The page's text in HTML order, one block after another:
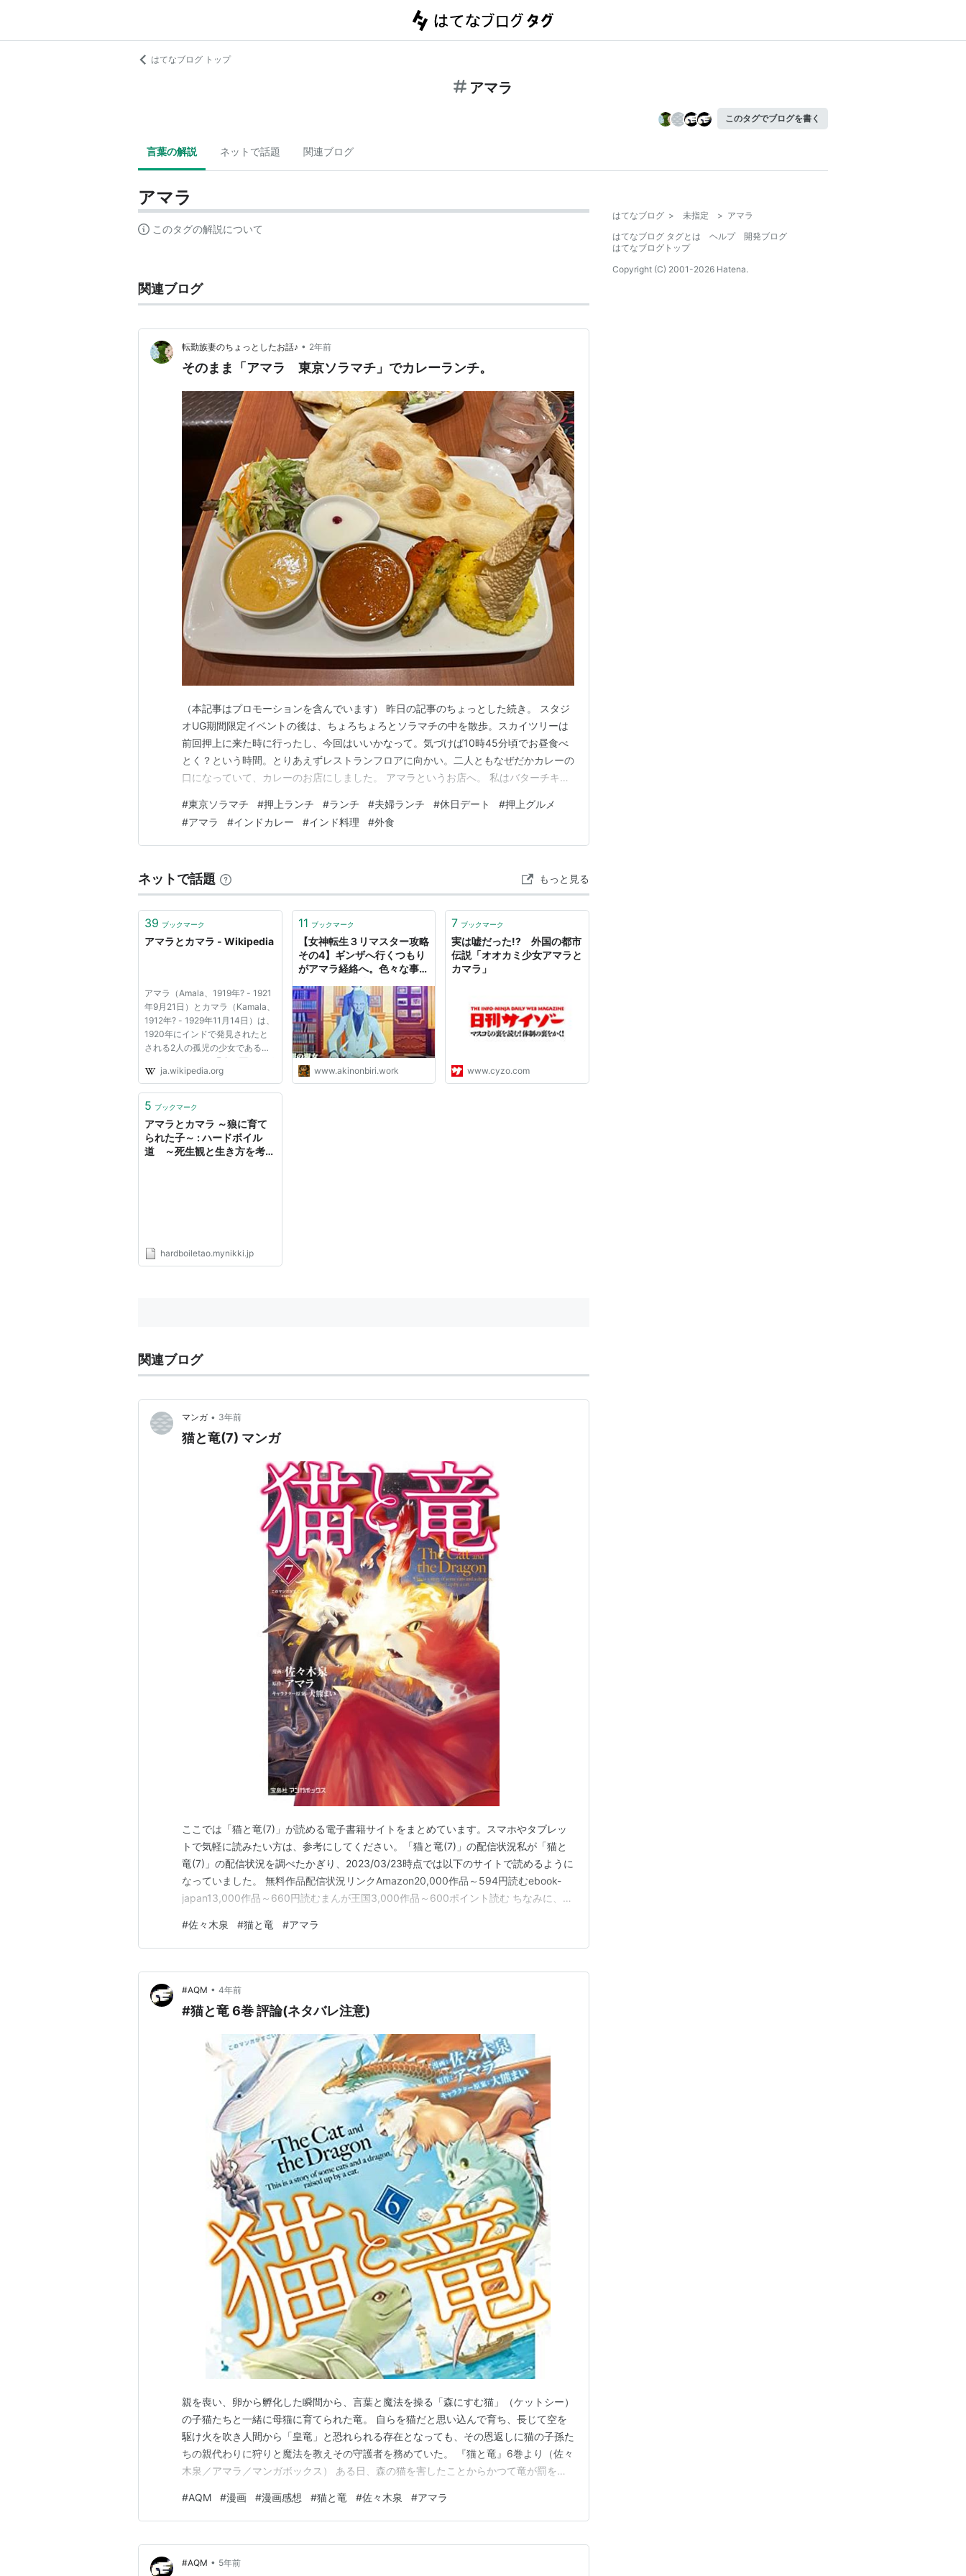
はてなブログ トップ
アマラ
このタグでブログを書く
言葉の解説 ネットで話題 関連ブログ
アマラ
このタグの解説について
関連ブログ
転勤族妻のちょっとしたお話♪ • 2年前
そのまま「アマラ 東京ソラマチ」でカレーランチ。
（本記事はプロモーションを含んでいます） 昨日の記事のちょっとした続き。 スタジ
オUG期間限定イベントの後は、ちょろちょろとソラマチの中を散歩。スカイツリーは
前回押上に来た時に行ったし、今回はいいかなって。気づけば10時45分頃でお昼食べ
とく？という時間。とりあえずレストランフロアに向かい。二人ともなぜだかカレーの
口になっていて、カレーのお店にしました。 アマラというお店へ。 私はバターチキン
が、ちょっと不安で夫にチーズナンをあげて。 夫はなんだかすごい豪勢に見えるセッ
ト。(笑) プレーンナンをもらいました♪ バターチ…
#東京ソラマチ #押上ランチ #ランチ #夫婦ランチ #休日デート #押上グルメ
#アマラ #インドカレー #インド料理 #外食
ネットで話題 もっと見る
39 ブックマーク
アマラとカマラ - Wikipedia
アマラ（Amala、1919年? - 1921
年9月21日）とカマラ（Kamala、
1912年? - 1929年11月14日）は、
1920年にインドで発見されたと
される2人の孤児の少女である。
アマラとカマラは現在の西ベンガ
ル州ミドナプール（Midnapore）
るキリスト教伝道師ジョセフ・シ
Singh）...
ja.wikipedia.org
11 ブックマーク
【女神転生３リマスター攻略
その4】ギンザへ行くつもり
がアマラ経絡へ。色々な事が
あきののんびりゲームブログ
www.akinonbiri.work
7 ブックマーク
実は嘘だった!? 外国の都市
伝説「オオカミ少女アマラと
カマラ」
www.cyzo.com
5 ブックマーク
アマラとカマラ ～狼に育て
られた子～ : ハードボイル
道 ～死生観と生き方を考え
hardboiletao.mynikki.jp
関連ブログ
マンガ • 3年前
猫と竜(7) マンガ
ここでは「猫と竜(7)」が読める電子書籍サイトをまとめています。スマホやタブレッ
トで気軽に読みたい方は、参考にしてください。「猫と竜(7)」の配信状況私が「猫と
竜(7)」の配信状況を調べたかぎり、2023/03/23時点では以下のサイトで読めるように
なっていました。 無料作品配信状況リンクAmazon20,000作品～594円読むebook-
japan13,000作品～660円読むまんが王国3,000作品～600ポイント読む ちなみに、上
ンガ例 ※タップで確認 史上最強オークさんの楽しい異世界ハーレムづくり…
#佐々木泉 #猫と竜 #アマラ
#AQM • 4年前
#猫と竜 6巻 評論(ネタバレ注意)
親を喪い、卵から孵化した瞬間から、言葉と魔法を操る「森にすむ猫」（ケットシー）
の子猫たちと一緒に母猫に育てられた竜。 自らを猫だと思い込んで育ち、長じて空を
駆け火を吹き人間から「皇竜」と恐れられる存在となっても、その恩返しに猫の子孫た
ちの親代わりに狩りと魔法を教えその守護者を務めていた。 『猫と竜』6巻より（佐々
木泉／アマラ／マンガボックス） ある日、森の猫を害したことからかつて竜が罰を与
の身を案じた竜は、再び人間の街に降り立つ… で始まるファンタジーもの。もとは
「なろう」小説、のコミカライズとのことです 『猫と竜…
#AQM #漫画 #漫画感想 #猫と竜 #佐々木泉 #アマラ
#AQM • 5年前
はてなブログ > 未指定 > アマラ
はてなブログ タグとは
ヘルプ
開発ブログ
はてなブログトップ
Copyright (C) 2001-2026 Hatena.